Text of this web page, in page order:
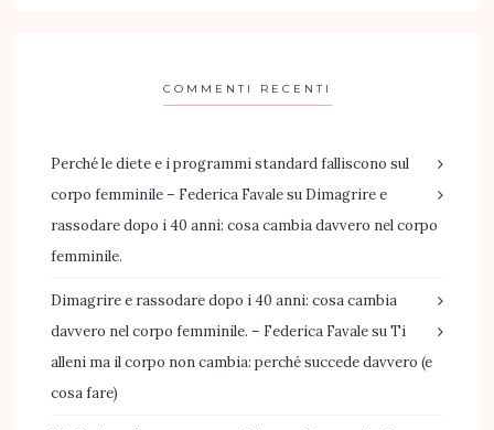
COMMENTI RECENTI
Perché le diete e i programmi standard falliscono sul
corpo femminile – Federica Favalesu Dimagrire e
rassodare dopo i 40 anni: cosa cambia davvero nel corpo
femminile.
Dimagrire e rassodare dopo i 40 anni: cosa cambia
davvero nel corpo femminile. – Federica FavalesuTi
alleni ma il corpo non cambia: perché succede davvero (e
cosa fare)